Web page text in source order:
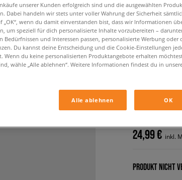
ADIDAS
damen, kleider
24,99 € inkl.
PRODUKT NICHT
unserer Kunden erfolgreich sind und die ausgewählten
Dabei handeln wir stets unter voller Wahrung der Sicherheit
„OK“, wenn du damit einverstanden bist, dass wir Informationen
um speziell für dich personalisierte Inhalte vorzubereiten –
und Interessen passen, personalisierte Werbung oder
Du kannst deine Entscheidung und die Cookie-Einstellungen
Wenn du keine personalisierten Produktangebote erhalten
wähle „Alle ablehnen“. Weitere Informationen findest du in
Alle ablehnen OK